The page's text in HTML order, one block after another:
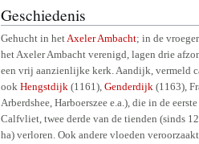
Geschiedenis
Gehucht in hetAxeler Ambacht; in de
het Axeler Ambacht verenigd, lagen drie
een vrij aanzienlijke kerk. Aandijk, vermeld
ook Hengstdijk (1161), Genderdijk (1163),
Arberdshee, Harboerszee e.a.), die in de
Calfvliet, twee derde van de tienden (sinds
ha) verloren. Ook andere vloeden